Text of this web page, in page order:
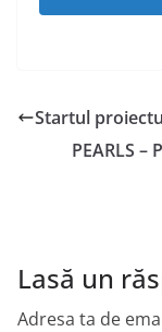
Startul
PEARLS
Lasă un
Adresa ta de